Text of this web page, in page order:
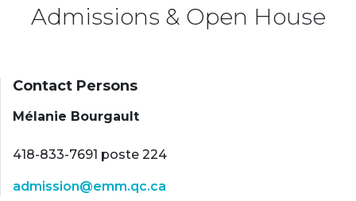
Admissions & Open House
Contact Persons
Mélanie Bourgault
418-833-7691 poste 224
admission@emm.qc.ca